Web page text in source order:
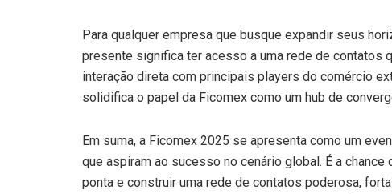
Para qualquer empresa que busque expandir seus
presente significa ter acesso a uma rede de contatos
interação direta com principais players do comércio
solidifica o papel da Ficomex como um hub de
Em suma, a Ficomex 2025 se apresenta como um
que aspiram ao sucesso no cenário global. É a
ponta e construir uma rede de contatos poderosa,